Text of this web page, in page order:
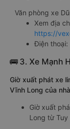
Văn phòng xe
Xem địa
https://
Điện thoại:
🚌 3. Xe Mạnh
Giờ xuất phát xe
Vĩnh Long của
Giờ xuất
Long từ Tuy